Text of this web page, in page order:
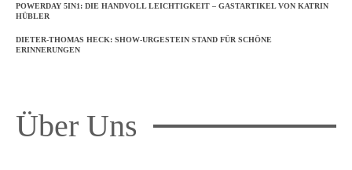
POWERDAY 5IN1: DIE HANDVOLL LEICHTIGKEIT – GASTARTIKEL VON KATRIN
HÜBLER
DIETER-THOMAS HECK: SHOW-URGESTEIN STAND FÜR SCHÖNE
ERINNERUNGEN
Über Uns